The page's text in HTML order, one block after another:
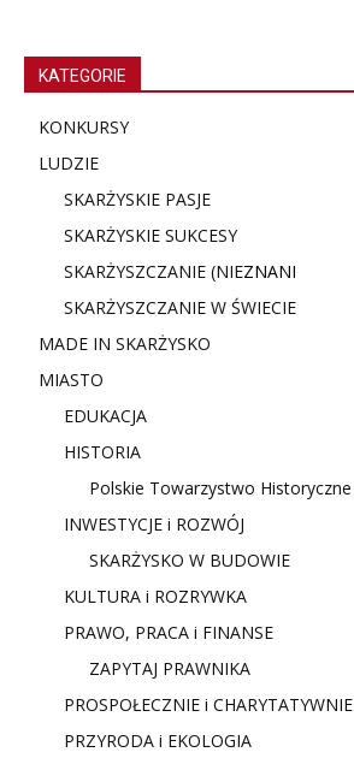
KATEGORIE
KONKURSY
LUDZIE
SKARŻYSKIE PASJE
SKARŻYSKIE SUKCESY
SKARŻYSZCZANIE (NIEZNANI
SKARŻYSZCZANIE W ŚWIECIE
MADE IN SKARŻYSKO
MIASTO
EDUKACJA
HISTORIA
Polskie Towarzystwo Historyczne
INWESTYCJE i ROZWÓJ
SKARŻYSKO W BUDOWIE
KULTURA i ROZRYWKA
PRAWO, PRACA i FINANSE
ZAPYTAJ PRAWNIKA
PROSPOŁECZNIE i CHARYTATYWNIE
PRZYRODA i EKOLOGIA